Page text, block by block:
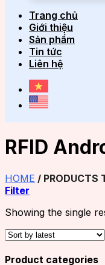
Trang chủ
Giới thiệu
Sản phẩm
Tin tức
Liên hệ
RFID
HOME / PRODUCTS
Filter
Showing the single
Product categories